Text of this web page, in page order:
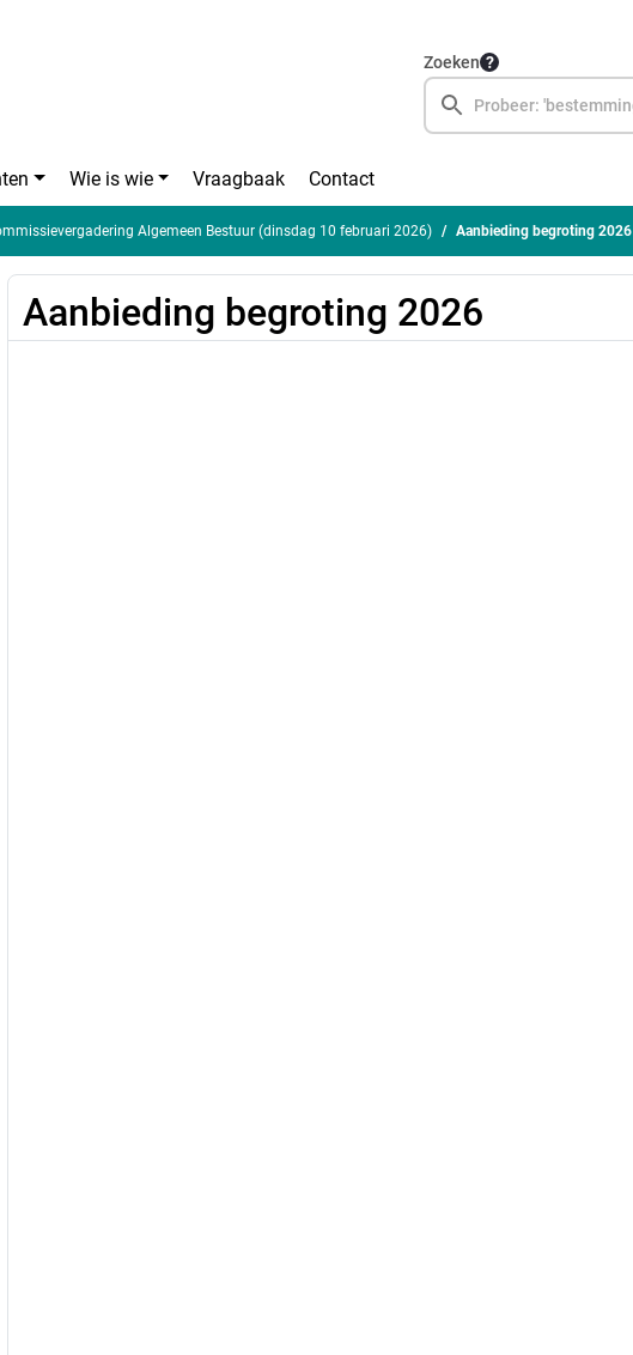
Zoeken
Wie is wie Vraagbaak Contact
Algemeen Bestuur (dinsdag 10 februari 2026) Aanbieding begroting 2026
Aanbieding begroting 2026